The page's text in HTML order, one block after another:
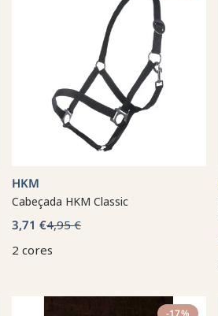
HKM
Cabeçada HKM Classic
3,71 €4,95 €
2 cores
-17%